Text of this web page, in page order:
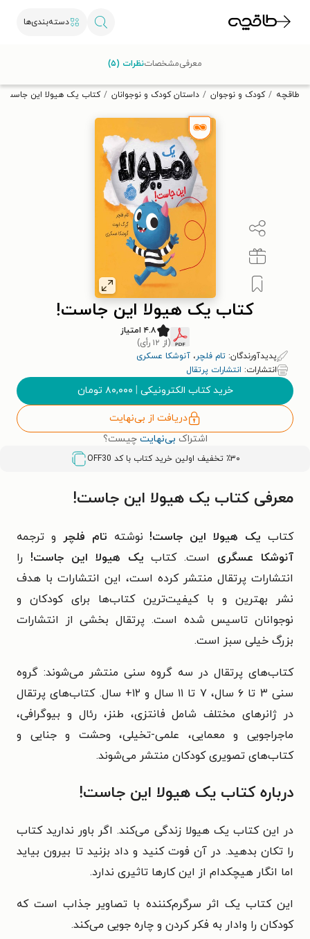
دسته‌بندی‌ها
تخفیف از طاقچه دریافت کن.
طاقچه کودک و نوجوان داستان کودک و نوجوانان کتاب یک هیولا این جاست!
کتاب یک هیولا این جاست!
۴.۸ امتیاز
(از ۱۲ رأی)
پدیدآورندگان: تام فلچر، آنوشکا عسکری
انتشارات: انتشارات پرتقال
خرید کتاب الکترونیکی | ۸۰,۰۰۰ تومان
دریافت از بی‌نهایت
اشتراک بی‌نهایت چیست؟
٪۳۰ تخفیف اولین خرید کتاب با کد OFF30
معرفیمشخصاتنظرات (۵)
معرفی کتاب یک هیولا این جاست!
کتاب یک هیولا این جاست!نوشته تام فلچر و ترجمه
آنوشکا عسگری است. کتاب یک هیولا این جاست! را
انتشارات پرتقال منتشر کرده است، این انتشارات با هدف
نشر بهترین و با کیفیت‌ترین کتاب‌ها برای کودکان و
نوجوانان تاسیس شده است. پرتقال بخشی از انتشارات
بزرگ خیلی سبز است.
کتاب‌های پرتقال در سه گروه سنی منتشر می‌شوند: گروه
سنی ۳ تا ۶ سال، ۷ تا ۱۱ سال و ۱۲+ سال. کتاب‌های پرتقال
در ژانرهای مختلف شامل فانتزی، طنز، رئال و بیوگرافی،
ماجراجویی و معمایی، علمی-تخیلی، وحشت و جنایی و
کتاب‌های تصویری کودکان منتشر می‌شوند.
درباره کتاب یک هیولا این جاست!
در این کتاب یک هیولا زندگی می‌کند. اگر باور ندارید کتاب
را تکان بدهید. در آن فوت کنید و داد بزنید تا بیرون بیاید
اما انگار هیچکدام از این کارها تاثیری ندارد.
این کتاب یک اثر سرگرم‌کننده با تصاویر جذاب است که
کودکان را وادار به فکر کردن و چاره جویی می‌کند.